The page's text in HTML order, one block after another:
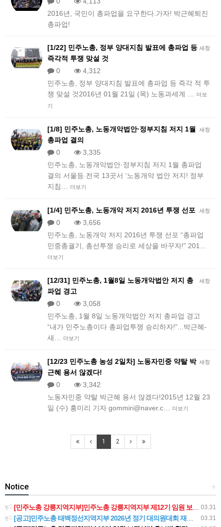
2016년, 국민이 총파업을 요구한다.가자! 박근혜퇴진
총파업!
새창
[1/22] 민주노총, 정부 양대지침 발표에 총파업 등
즉각적 투쟁 맞설 것
0
4,312
민주노총, 정부 양대지침 발표에 총파업 등 즉각 적 투
쟁 맞설 것2016년 01월 21일 (목) 노동과세계 …
더보
기
새창
[1/8] 민주노총, 노동개악법안·정부지침 저지 1월
총파업 결의
0
3,335
민주노총, 노동개악법안·정부지침 저지 1월 총파업
결의 서울등 전국 13곳서 ‘노동개악 법안 저지! 정부
지침…
더보기
새창
[1/4] 민주노총, 노동개악 저지 2016년 투쟁 선포
0
3,656
민주노총, 노동개악 저지 2016년 투쟁 선포 “총파업
민중총궐기, 총선투쟁 승리로 세상을 바꾸자!” 201…
더보기
새창
[12/31] 민주노총, 1월8일 노동개악법안 저지 총
파업 경고
0
3,058
민주노총, 1월 8일 노동개악법안 저지 총파업 경고
“내가 민주노총이다 총파업투쟁 승리하자!”...박근혜-
새…
더보기
새창
[12/23 민주노총 농성 2일차] 노동자민중 약탈 박
근혜 용서 않겠다!
0
3,342
노동자민중 약탈 박근혜 용서 않겠다!2015년 12월 23
일 (수) 홍미리 기자 gommiri@naver.c…
더보기
1 2
+
Notice
03.31
[민주노총 강릉지역지부]민주노총 강릉지역지부 제12기 임원 보궐선거결과 공고
03.31
[공고]민주노총 태백정선지역지부 2026년 정기 대의원대회 재소집 건